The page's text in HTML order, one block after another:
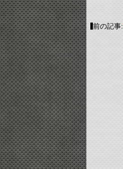
前の記事: